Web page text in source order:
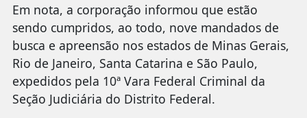
Em nota, a corporação informou que estão
sendo cumpridos, ao todo, nove mandados de
busca e apreensão nos estados de Minas Gerais,
Rio de Janeiro, Santa Catarina e São Paulo,
expedidos pela 10ª Vara Federal Criminal da
Seção Judiciária do Distrito Federal.